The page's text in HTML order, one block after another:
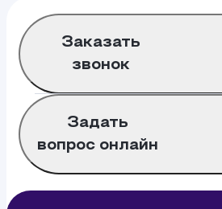
Заказать
звонок
Задать
вопрос онлайн